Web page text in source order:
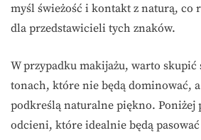
myśl świeżość i kontakt z naturą, co
dla przedstawicieli tych znaków.
W przypadku makijażu, warto skupić
tonach, które nie będą dominować,
podkreślą naturalne piękno. Poniżej
odcieni, które idealnie będą